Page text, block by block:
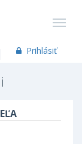
Prihlásiť